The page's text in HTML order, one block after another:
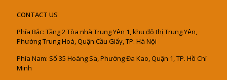
CONTACT US
Phía Bắc: Tầng 2 Tòa nhà Trung Yên 1, khu đô thị Trung Yên,
Phường Trung Hoà, Quận Cầu Giấy, TP. Hà Nội
Phía Nam: Số 35 Hoàng Sa, Phường Đa Kao, Quận 1, TP. Hồ Chí
Minh